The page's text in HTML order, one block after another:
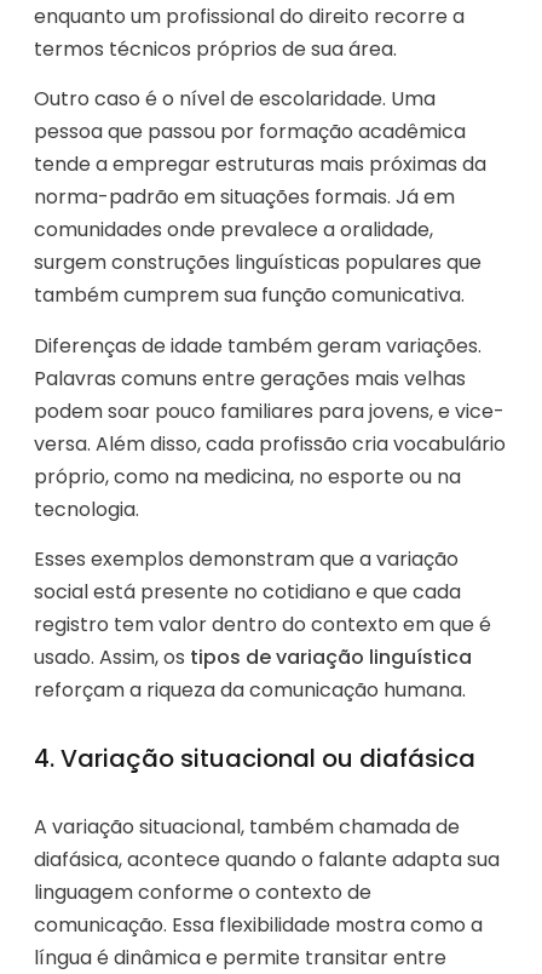
enquanto um profissional do direito recorre a
termos técnicos próprios de sua área.
Outro caso é o nível de escolaridade. Uma
pessoa que passou por formação acadêmica
tende a empregar estruturas mais próximas da
norma-padrão em situações formais. Já em
comunidades onde prevalece a oralidade,
surgem construções linguísticas populares que
também cumprem sua função comunicativa.
Diferenças de idade também geram variações.
Palavras comuns entre gerações mais velhas
podem soar pouco familiares para jovens, e vice-
versa. Além disso, cada profissão cria vocabulário
próprio, como na medicina, no esporte ou na
tecnologia.
Esses exemplos demonstram que a variação
social está presente no cotidiano e que cada
registro tem valor dentro do contexto em que é
usado. Assim, os tipos de variação linguística
reforçam a riqueza da comunicação humana.
4. Variação situacional ou diafásica
A variação situacional, também chamada de
diafásica, acontece quando o falante adapta sua
linguagem conforme o contexto de
comunicação. Essa flexibilidade mostra como a
língua é dinâmica e permite transitar entre